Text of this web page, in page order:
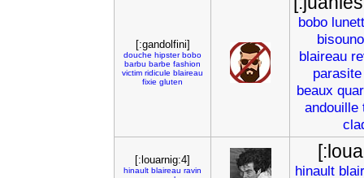
[:gandolfini]
douche hipster bobo
barbu barbe fashion
victim ridicule blaireau
fixie gluten
bobo
blaireau
parasite
beaux
andouille
[:louarnig:4]
hinault blaireau ravin
hinault